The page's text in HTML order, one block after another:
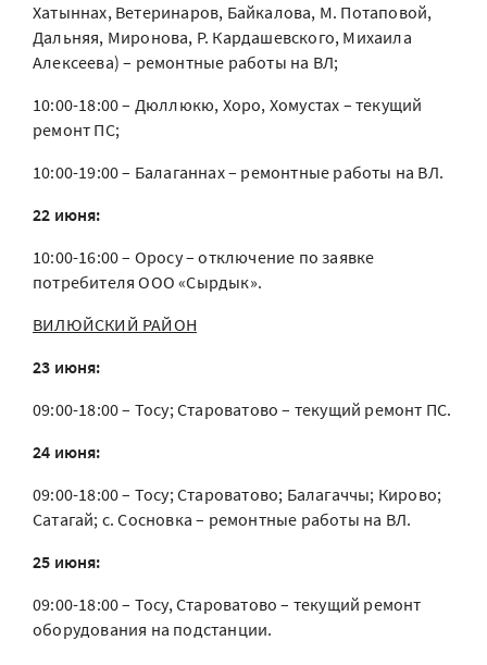
Хатыннах, Ветеринаров, Байкалова, М. Потаповой,
Дальняя, Миронова, Р. Кардашевского, Михаила
Алексеева) – ремонтные работы на ВЛ;
10:00-18:00 – Дюллюкю, Хоро, Хомустах – текущий
ремонт ПС;
10:00-19:00 – Балаганнах – ремонтные работы на ВЛ.
22 июня:
10:00-16:00 – Оросу – отключение по заявке
потребителя ООО «Сырдык».
ВИЛЮЙСКИЙ РАЙОН
23 июня:
09:00-18:00 – Тосу; Староватово – текущий ремонт ПС.
24 июня:
09:00-18:00 – Тосу; Староватово; Балагаччы; Кирово;
Сатагай; с. Сосновка – ремонтные работы на ВЛ.
25 июня:
09:00-18:00 – Тосу, Староватово – текущий ремонт
оборудования на подстанции.